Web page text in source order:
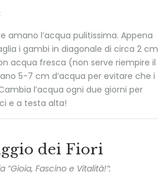
amano l’acqua pulitissima. Appena
i gambi in diagonale di circa 2 cm
acqua fresca (non serve riempire il
5-7 cm d’acqua per evitare che i
l’acqua ogni due giorni per
e a testa alta!
dei Fiori
Fascino e Vitalità!”: